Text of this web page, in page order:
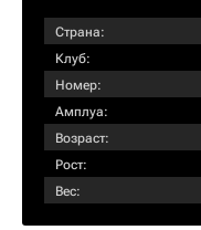
Страна:
Клуб:
Номер:
Амплуа:
Возраст:
Рост:
Вес: